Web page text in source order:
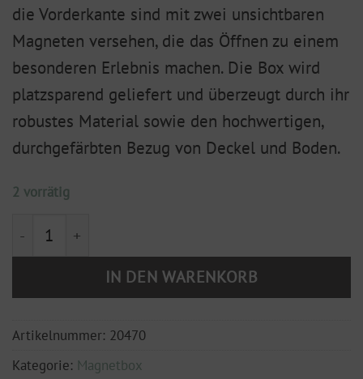
die Vorderkante sind mit zwei unsichtbaren
Magneten versehen, die das Öffnen zu einem
besonderen Erlebnis machen. Die Box wird
platzsparend geliefert und überzeugt durch ihr
robustes Material sowie den hochwertigen,
durchgefärbten Bezug von Deckel und Boden.
2 vorrätig
Magnetbox, schwarz (310 x 220 x 100 mm) Menge
IN DEN WARENKORB
Artikelnummer: 20470
Kategorie: Magnetbox